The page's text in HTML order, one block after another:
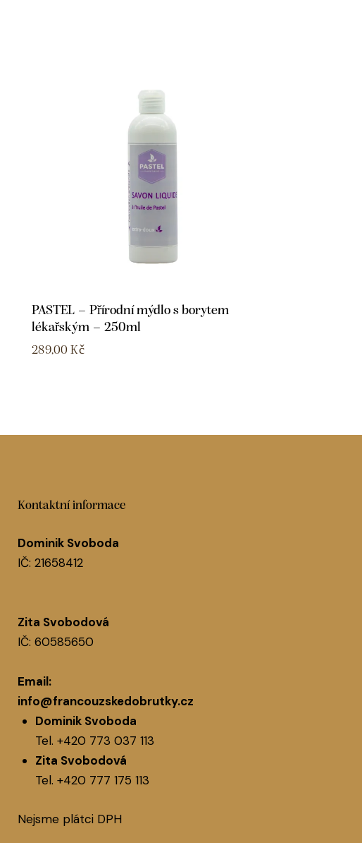
PASTEL – Přírodní mýdlo s borytem
lékařským – 250ml
289,00Kč
Kontaktní informace
Dominik Svoboda
IČ: 21658412
Zita Svobodová
IČ: 60585650
Email:
info@francouzskedobrutky.cz
Dominik Svoboda
Tel.+420 773 037 113
Zita Svobodová
Tel.+420 777 175 113
Nejsme plátci DPH